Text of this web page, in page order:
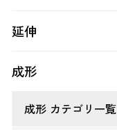
延伸
成形
成形 カテゴリ一覧